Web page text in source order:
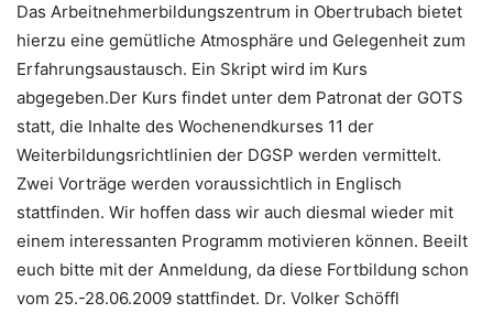
Das Arbeitnehmerbildungszentrum in Obertrubach bietet
hierzu eine gemütliche Atmosphäre und Gelegenheit zum
Erfahrungsaustausch. Ein Skript wird im Kurs
abgegeben.Der Kurs findet unter dem Patronat der GOTS
statt, die Inhalte des Wochenendkurses 11 der
Weiterbildungsrichtlinien der DGSP werden vermittelt.
Zwei Vorträge werden voraussichtlich in Englisch
stattfinden. Wir hoffen dass wir auch diesmal wieder mit
einem interessanten Programm motivieren können. Beeilt
euch bitte mit der Anmeldung, da diese Fortbildung schon
vom 25.-28.06.2009 stattfindet. Dr. Volker Schöffl